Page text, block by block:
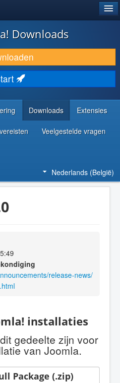
Downloads
Downloads Extensies
Veelgestelde vragen
Nederlands (België)
release-news/
installaties
gedeelte zijn voor
van Joomla.
Package (.zip)